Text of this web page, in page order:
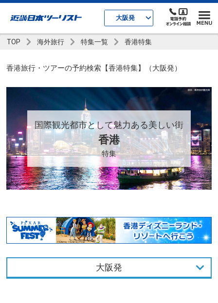
大阪発
TOP 海外旅行 特集一覧 香港特集
香港旅行・ツアーの予約検索【香港特集】（大阪発）
国際観光都市として魅力ある美しい街
香港
特集
大阪発